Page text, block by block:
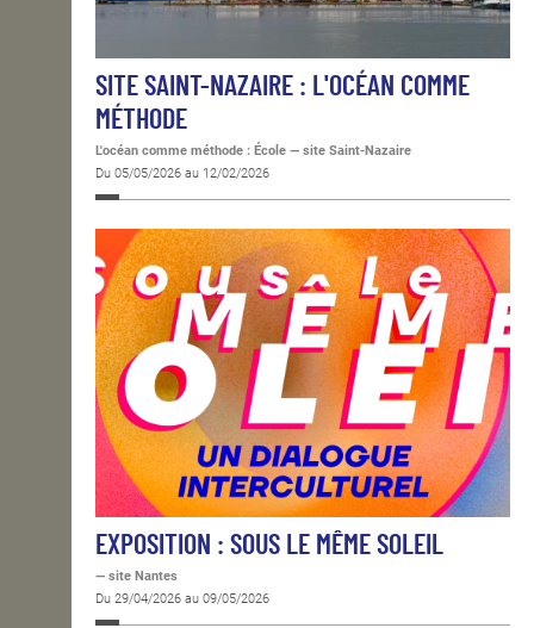
SITE SAINT-NAZAIRE : L'OCÉAN COMME
MÉTHODE
L'océan comme méthode : École — site Saint-Nazaire
Du 05/05/2026 au 12/02/2026
EXPOSITION : SOUS LE MÊME SOLEIL
— site Nantes
Du 29/04/2026 au 09/05/2026